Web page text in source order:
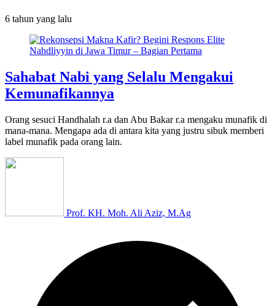
6 tahun yang lalu
Sahabat Nabi yang Selalu Mengakui
Kemunafikannya
Orang sesuci Handhalah r.a dan Abu Bakar r.a mengaku munafik di
mana-mana. Mengapa ada di antara kita yang justru sibuk memberi
label munafik pada orang lain.
Prof. KH. Moh. Ali Aziz, M.Ag